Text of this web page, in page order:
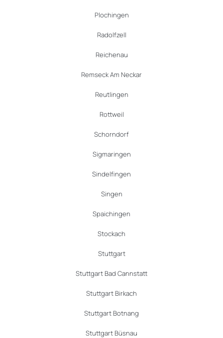
Plochingen
Radolfzell
Reichenau
Remseck Am Neckar
Reutlingen
Rottweil
Schorndorf
Sigmaringen
Sindelfingen
Singen
Spaichingen
Stockach
Stuttgart
Stuttgart Bad Cannstatt
Stuttgart Birkach
Stuttgart Botnang
Stuttgart Büsnau